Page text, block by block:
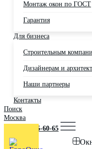
Монтаж окон по ГОСТ
Гарантия
Для бизнеса
Строительным
Дизайнерам и
Наши партнеры
Контакты
Поиск
Москва
+7 (495) 725-60-65